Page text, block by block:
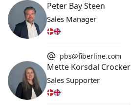
Peter Bay Steen
Sales Manager
pbs@fiberline.com
Mette Korsdal Crocker
Sales Supporter